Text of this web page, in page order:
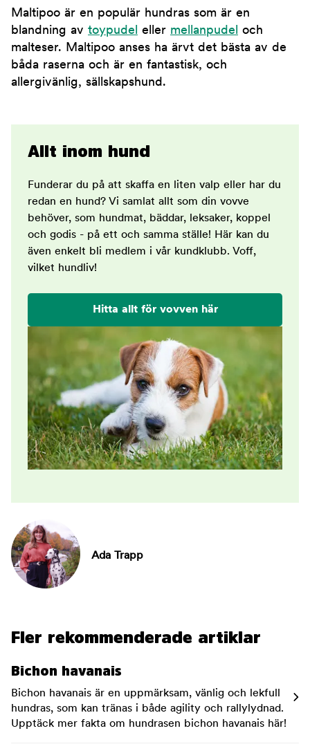
Maltipoo är en populär hundras som är en
blandning av toypudel eller mellanpudel och
malteser. Maltipoo anses ha ärvt det bästa av de
båda raserna och är en fantastisk, och
allergivänlig, sällskapshund.
Allt inom hund
Funderar du på att skaffa en liten valp eller har du
redan en hund? Vi samlat allt som din vovve
behöver, som hundmat, bäddar, leksaker, koppel
och godis - på ett och samma ställe! Här kan du
även enkelt bli medlem i vår kundklubb. Voff,
vilket hundliv!
Hitta allt för vovven här
Ada Trapp
Fler rekommenderade artiklar
Bichon havanais
Bichon havanais är en uppmärksam, vänlig och lekfull
hundras, som kan tränas i både agility och rallylydnad.
Upptäck mer fakta om hundrasen bichon havanais här!